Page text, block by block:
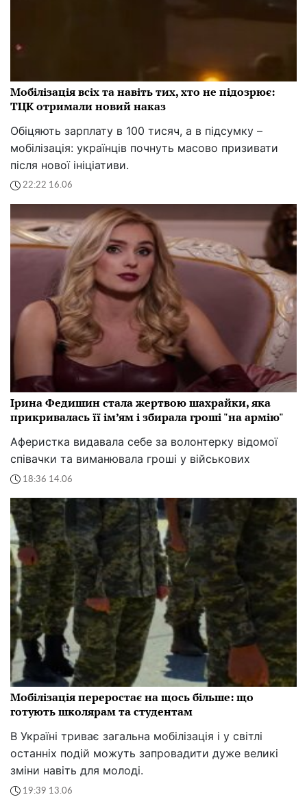
Мобілізація всіх та навіть тих, хто не підозрює:
ТЦК отримали новий наказ
Обіцяють зарплату в 100 тисяч, а в підсумку –
мобілізація: українців почнуть масово призивати
після нової ініціативи.
22:22 16.06
Ірина Федишин стала жертвою шахрайки, яка
прикривалась її ім’ям і збирала гроші "на армію"
Аферистка видавала себе за волонтерку відомої
співачки та виманювала гроші у військових
18:36 14.06
Мобілізація переростає на щось більше: що
готують школярам та студентам
В Україні триває загальна мобілізація і у світлі
останніх подій можуть запровадити дуже великі
зміни навіть для молоді.
19:39 13.06